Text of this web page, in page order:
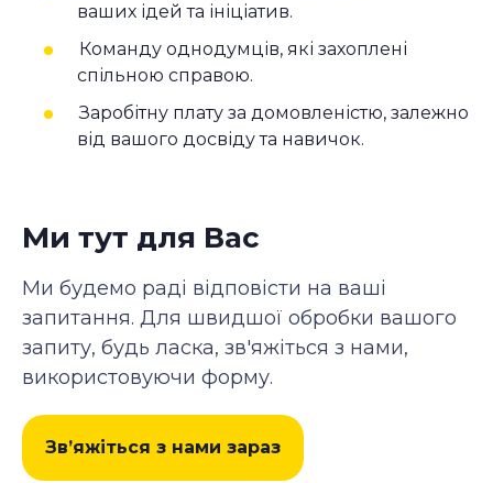
ваших ідей та ініціатив.
Команду однодумців, які захоплені
спільною справою.
Заробітну плату за домовленістю, залежно
від вашого досвіду та навичок.
Ми тут для Вас
Ми будемо раді відповісти на ваші
запитання. Для швидшої обробки вашого
запиту, будь ласка, зв'яжіться з нами,
використовуючи форму.
Зв’яжіться з нами зараз